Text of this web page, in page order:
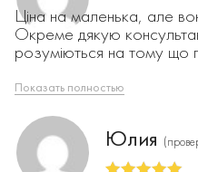
Ціна на маленька, але
Окреме дякую
розуміються на тому що
Показать полностью
Юлия